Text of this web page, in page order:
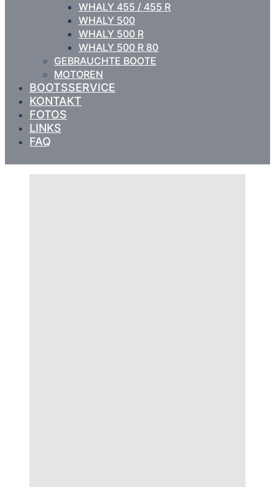
WHALY 455 / 455 R
WHALY 500
WHALY 500 R
WHALY 500 R 80
GEBRAUCHTE BOOTE
MOTOREN
BOOTSSERVICE
KONTAKT
FOTOS
LINKS
FAQ